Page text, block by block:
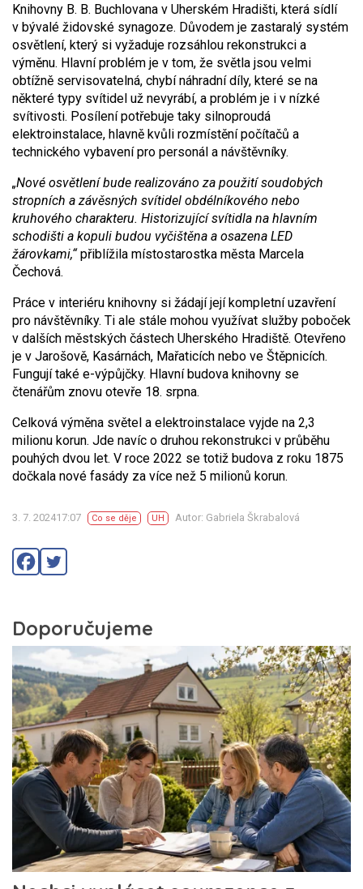
Knihovny B. B. Buchlovana v Uherském Hradišti, která sídlí
v bývalé židovské synagoze. Důvodem je zastaralý systém
osvětlení, který si vyžaduje rozsáhlou rekonstrukci a
výměnu. Hlavní problém je v tom, že světla jsou velmi
obtížně servisovatelná, chybí náhradní díly, které se na
některé typy svítidel už nevyrábí, a problém je i v nízké
svítivosti. Posílení potřebuje taky silnoproudá
elektroinstalace, hlavně kvůli rozmístění počítačů a
technického vybavení pro personál a návštěvníky.
„Nové osvětlení bude realizováno za použití soudobých
stropních a závěsných svítidel obdélníkového nebo
kruhového charakteru. Historizující svítidla na hlavním
schodišti a kopuli budou vyčištěna a osazena LED
žárovkami,“přiblížila místostarostka města Marcela
Čechová.
Práce v interiéru knihovny si žádají její kompletní uzavření
pro návštěvníky. Ti ale stále mohou využívat služby poboček
v dalších městských částech Uherského Hradiště. Otevřeno
je v Jarošově, Kasárnách, Mařaticích nebo ve Štěpnicích.
Fungují také e-výpůjčky. Hlavní budova knihovny se
čtenářům znovu otevře 18. srpna.
Celková výměna světel a elektroinstalace vyjde na 2,3
milionu korun. Jde navíc o druhou rekonstrukci v průběhu
pouhých dvou let. V roce 2022 se totiž budova z roku 1875
dočkala nové fasády za více než 5 milionů korun.
3. 7. 202417:07 Co se děje UH Autor: Gabriela Škrabalová